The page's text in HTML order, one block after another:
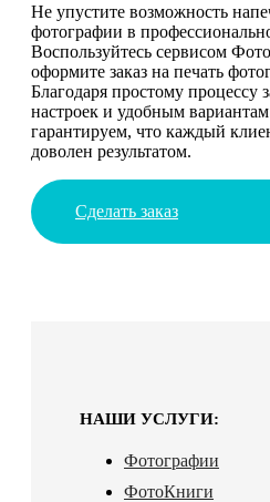
Не упустите возможность
фотографии в
Воспользуйтесь сервисом
оформите заказ на печать
Благодаря простому процессу
настроек и удобным
гарантируем, что каждый
доволен результатом.
Сделать заказ
НАШИ УСЛУГИ:
Фотографии
ФотоКниги